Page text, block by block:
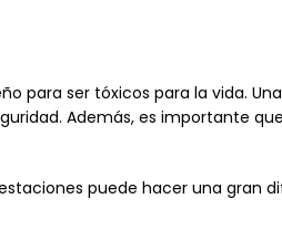
para ser tóxicos para la vida.
Además, es importante
puede hacer una gran